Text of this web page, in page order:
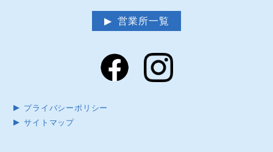
営業所一覧
プライバシーポリシー
サイトマップ